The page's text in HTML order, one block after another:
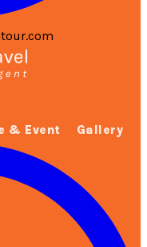
& Event Gallery